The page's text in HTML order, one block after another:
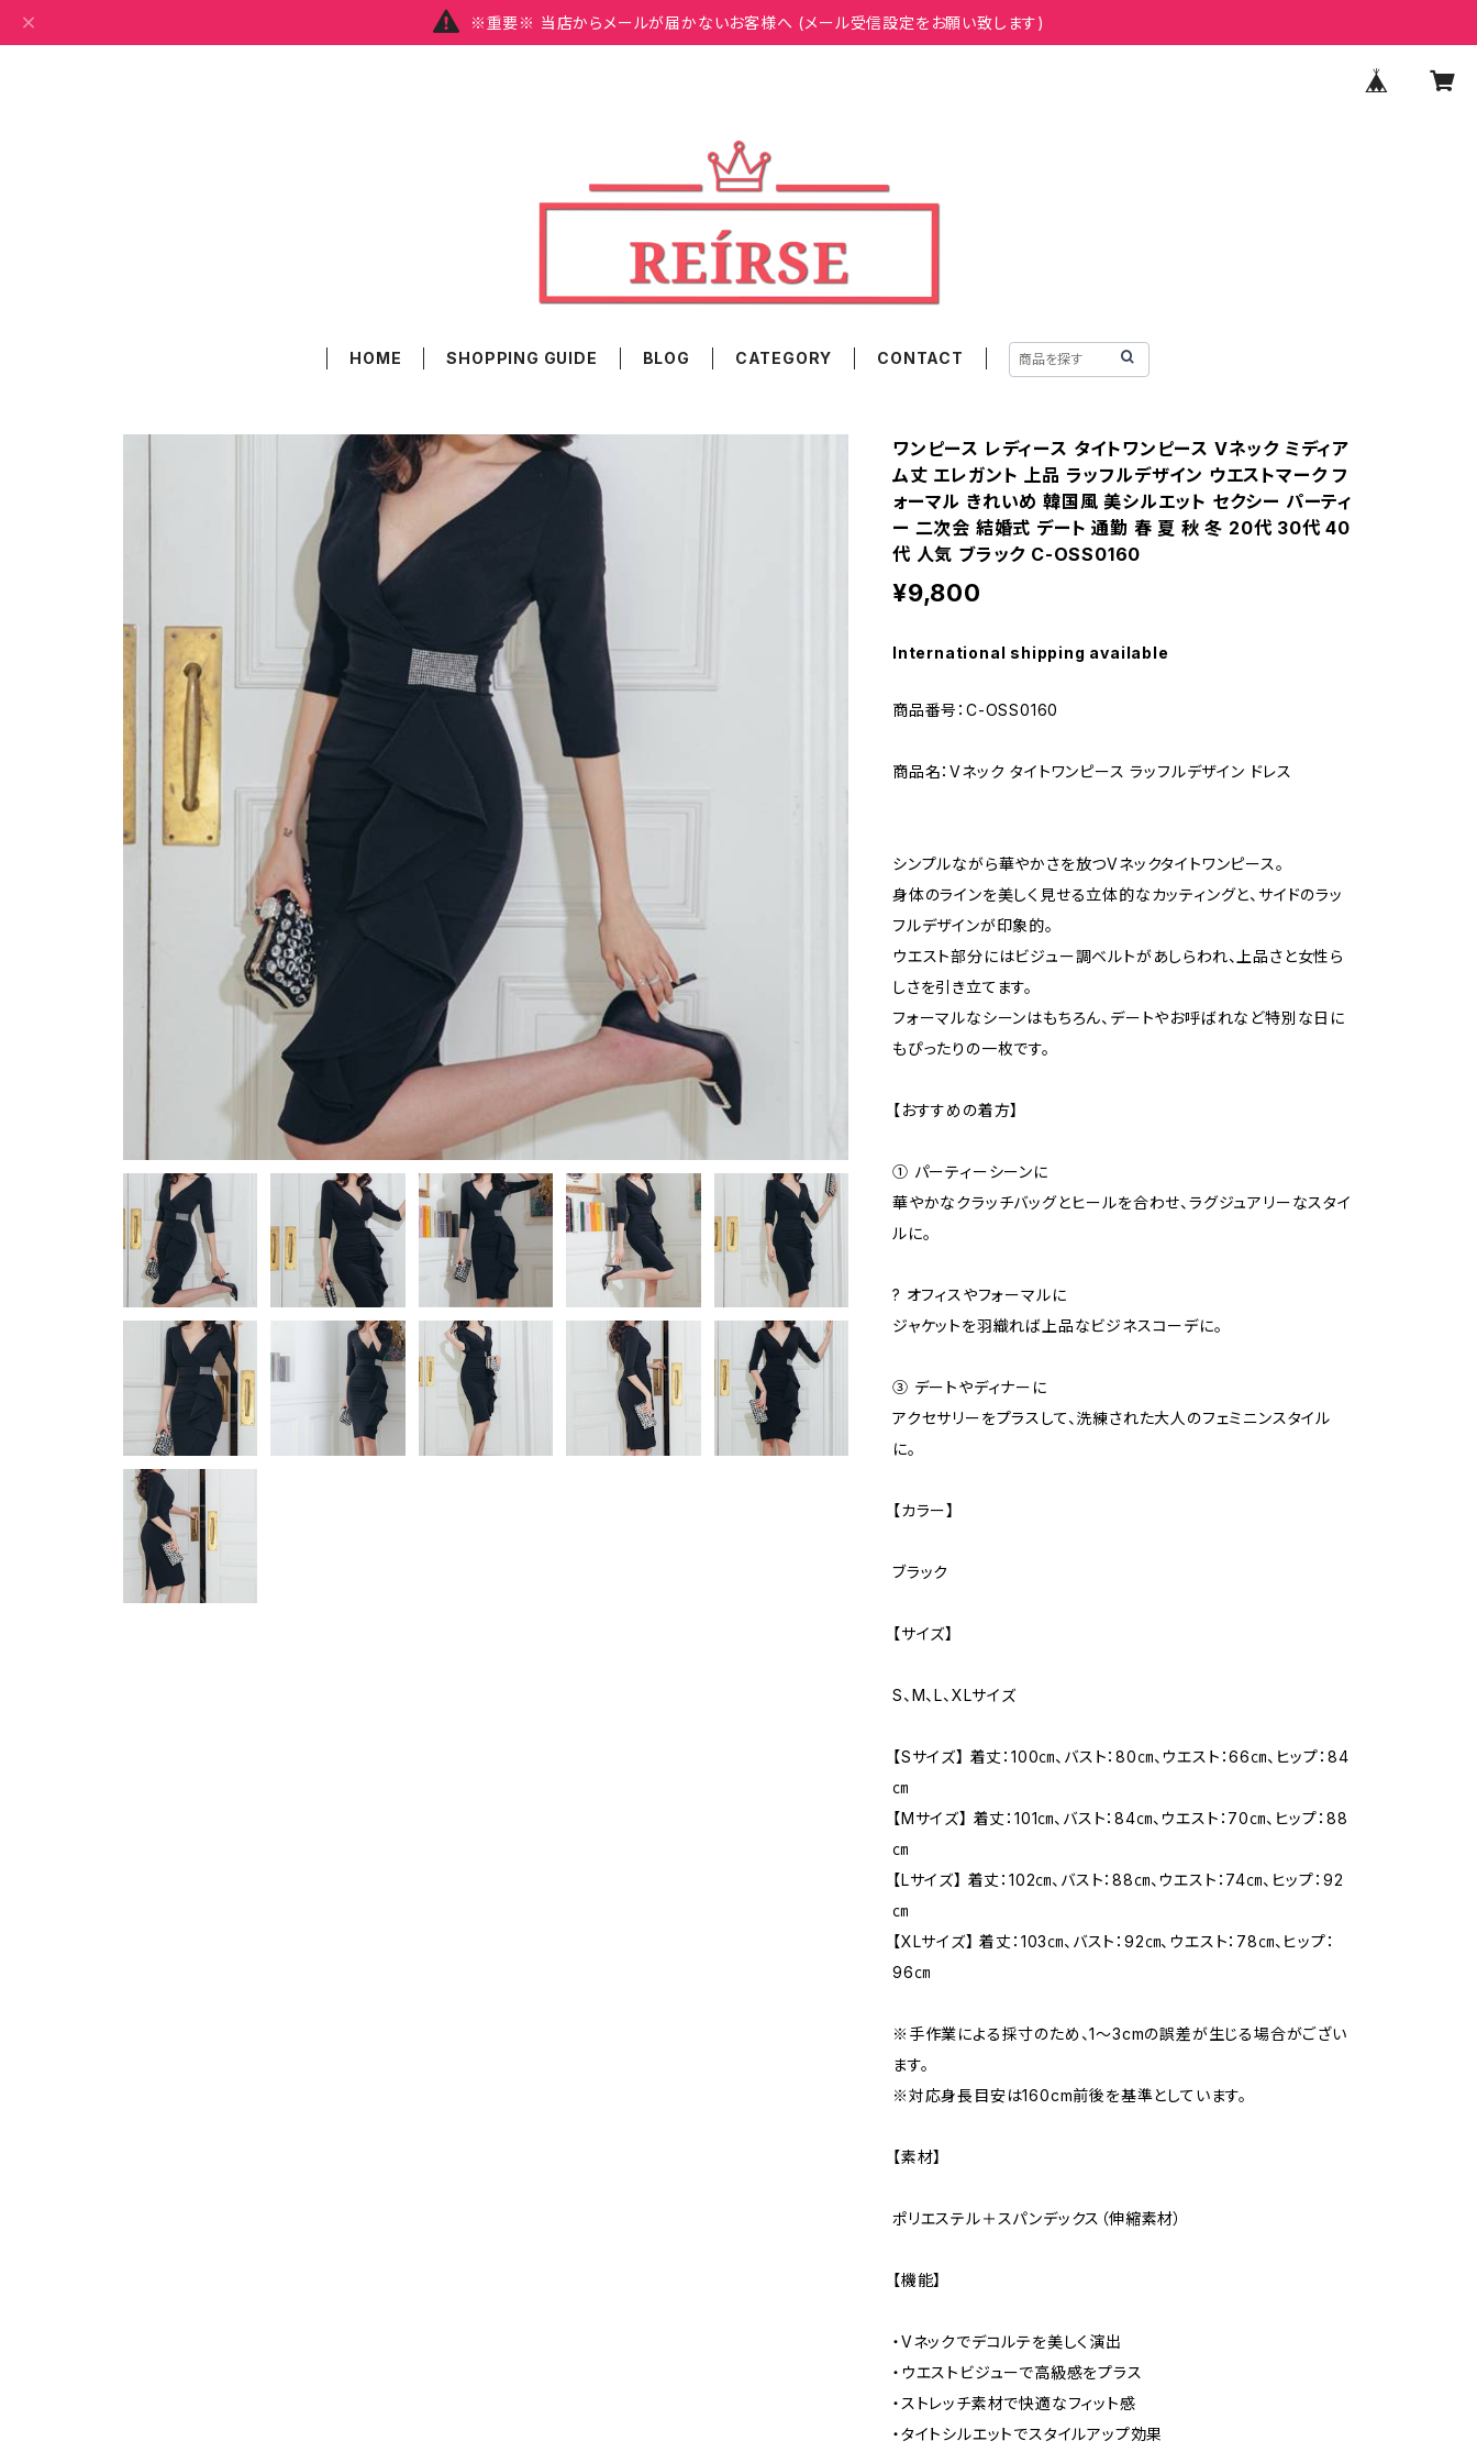
※重要※ 当店からメールが届かないお客様へ (メール受信設定をお願い致します)
HOME SHOPPING GUIDE BLOG CATEGORY CONTACT
ワンピース レディース タイトワンピース Vネック ミディア
ム丈 エレガント 上品 ラッフルデザイン ウエストマーク フ
ォーマル きれいめ 韓国風 美シルエット セクシー パーティ
ー 二次会 結婚式 デート 通勤 春 夏 秋 冬 20代 30代 40
代 人気 ブラック C-OSS0160
¥9,800
International shipping available
商品番号：C-OSS0160
商品名：Vネック タイトワンピース ラッフルデザイン ドレス
シンプルながら華やかさを放つVネックタイトワンピース。
身体のラインを美しく見せる立体的なカッティングと、サイドのラッ
フルデザインが印象的。
ウエスト部分にはビジュー調ベルトがあしらわれ、上品さと女性ら
しさを引き立てます。
フォーマルなシーンはもちろん、デートやお呼ばれなど特別な日に
もぴったりの一枚です。
【おすすめの着方】
① パーティーシーンに
華やかなクラッチバッグとヒールを合わせ、ラグジュアリーなスタイ
ルに。
? オフィスやフォーマルに
ジャケットを羽織れば上品なビジネスコーデに。
③ デートやディナーに
アクセサリーをプラスして、洗練された大人のフェミニンスタイル
に。
【カラー】
ブラック
【サイズ】
S、M、L、XLサイズ
【Sサイズ】 着丈：100㎝、バスト：80㎝、ウエスト：66㎝、ヒップ：84
㎝
【Mサイズ】 着丈：101㎝、バスト：84㎝、ウエスト：70㎝、ヒップ：88
㎝
【Lサイズ】 着丈：102㎝、バスト：88㎝、ウエスト：74㎝、ヒップ：92
㎝
【XLサイズ】 着丈：103㎝、バスト：92㎝、ウエスト：78㎝、ヒップ：
96㎝
※手作業による採寸のため、1〜3cmの誤差が生じる場合がござい
ます。
※対応身長目安は160cm前後を基準としています。
【素材】
ポリエステル＋スパンデックス（伸縮素材）
【機能】
・Vネックでデコルテを美しく演出
・ウエストビジューで高級感をプラス
・ストレッチ素材で快適なフィット感
・タイトシルエットでスタイルアップ効果